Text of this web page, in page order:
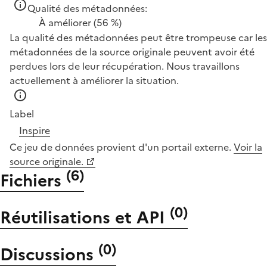
Qualité des métadonnées:
À améliorer(56 %)
La qualité des métadonnées peut être trompeuse car les
métadonnées de la source originale peuvent avoir été
perdues lors de leur récupération. Nous travaillons
actuellement à améliorer la situation.
Label
Inspire
Ce jeu de données provient d'un portail externe. Voir la
source originale.
Fichiers (6)
Réutilisations et API (0)
Discussions (0)